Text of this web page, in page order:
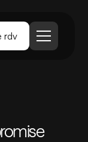
rdv